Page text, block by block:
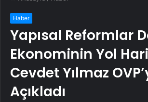
Haber
Yapısal Reformlar
Ekonominin Yol
Cevdet Yılmaz
Açıkladı